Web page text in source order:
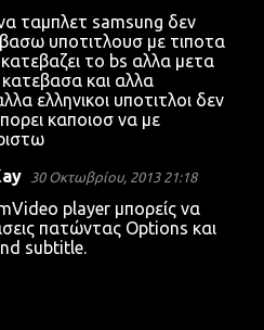
ταμπλετ samsung δεν
υποτιτλουσ με τιποτα
το bs αλλα μετα
και αλλα
ελληνικοι υποτιτλοι δεν
καποιοσ να με
30 Οκτωβρίου, 2013 21:18
player μπορείς να
πατώντας Options και
subtitle.